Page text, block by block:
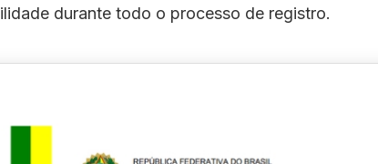
durante todo o processo de registro.